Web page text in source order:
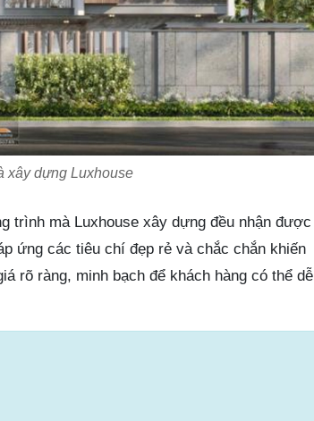
xây dựng Luxhouse
trình mà Luxhouse xây dựng đều nhận được
ứng các tiêu chí đẹp rẻ và chắc chắn khiến
rõ ràng, minh bạch để khách hàng có thể dễ